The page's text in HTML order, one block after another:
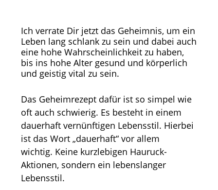
Ich verrate Dir jetzt das Geheimnis, um ein
Leben lang schlank zu sein und dabei auch
eine hohe Wahrscheinlichkeit zu haben,
bis ins hohe Alter gesund und körperlich
und geistig vital zu sein.
Das Geheimrezept dafür ist so simpel wie
oft auch schwierig. Es besteht in einem
dauerhaft vernünftigen Lebensstil. Hierbei
ist das Wort „dauerhaft“ vor allem
wichtig. Keine kurzlebigen Hauruck-
Aktionen, sondern ein lebenslanger
Lebensstil.